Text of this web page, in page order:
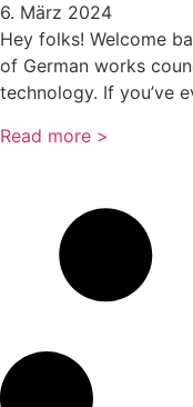
6. März 2024
Hey folks! Welcome
of German works
technology. If you’ve
Read more >